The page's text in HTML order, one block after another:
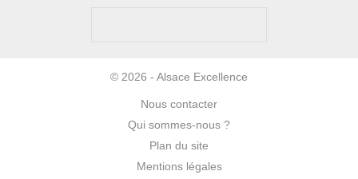
© 2026 - Alsace Excellence
Nous contacter
Qui sommes-nous ?
Plan du site
Mentions légales